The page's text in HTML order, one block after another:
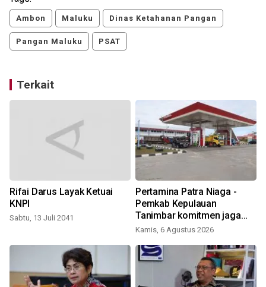
Ambon Maluku Dinas Ketahanan Pangan
Pangan Maluku PSAT
Terkait
Rifai Darus Layak Ketuai
KNPI
Sabtu, 13 Juli 2041
Pertamina Patra Niaga -
Pemkab Kepulauan
Tanimbar komitmen jaga
keandalan suplai BBM di
Kamis, 6 Agustus 2026